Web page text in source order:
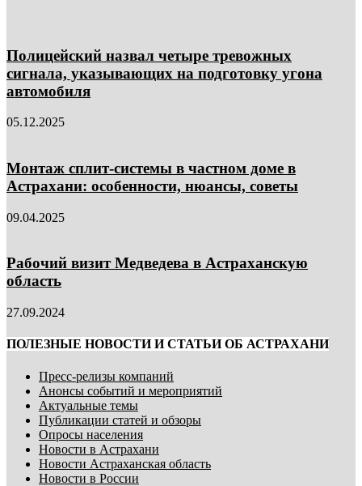
Полицейский назвал четыре тревожных
сигнала, указывающих на подготовку угона
автомобиля
05.12.2025
Монтаж сплит-системы в частном доме в
Астрахани: особенности, нюансы, советы
09.04.2025
Рабочий визит Медведева в Астраханскую
область
27.09.2024
ПОЛЕЗНЫЕ НОВОСТИ И СТАТЬИ ОБ АСТРАХАНИ
Пресс-релизы компаний
Анонсы событий и мероприятий
Актуальные темы
Публикации статей и обзоры
Опросы населения
Новости в Астрахани
Новости Астраханская область
Новости в России